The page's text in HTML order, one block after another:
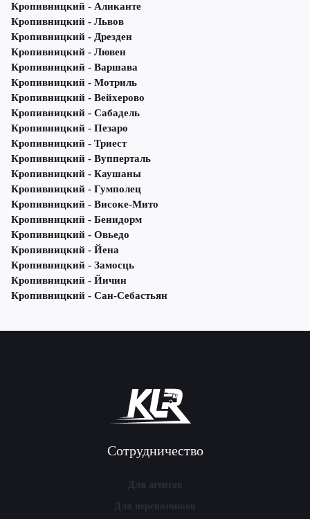
Кропивницкий - Аликанте
Кропивницкий - Львов
Кропивницкий - Дрезден
Кропивницкий - Лювен
Кропивницкий - Варшава
Кропивницкий - Мотриль
Кропивницкий - Вейхерово
Кропивницкий - Сабадель
Кропивницкий - Пезаро
Кропивницкий - Триест
Кропивницкий - Вупперталь
Кропивницкий - Каушаны
Кропивницкий - Гумполец
Кропивницкий - Високе-Мито
Кропивницкий - Бенидорм
Кропивницкий - Овьедо
Кропивницкий - Йена
Кропивницкий - Замосць
Кропивницкий - Йичин
Кропивницкий - Сан-Себастьян
Сотрудничество
Для агентов
Для перевозчиков